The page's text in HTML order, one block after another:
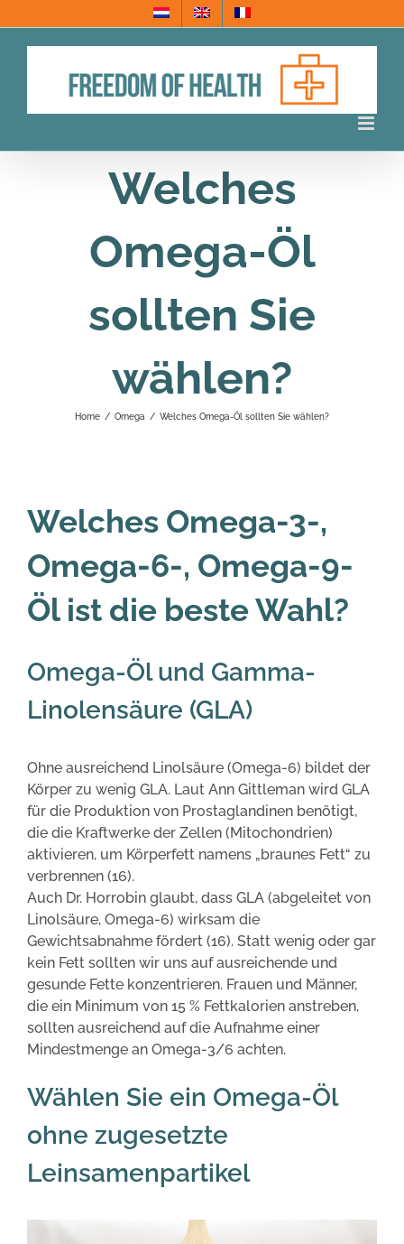
to
Welches
Omega-Öl
sollten Sie
wählen?
Home / Omega / Welches Omega-Öl sollten Sie wählen?
Welches Omega-3-,
Omega-6-, Omega-9-
Öl ist die beste Wahl?
Omega-Öl und Gamma-
Linolensäure (GLA)
Ohne ausreichend Linolsäure (Omega-6) bildet der
Körper zu wenig GLA. Laut Ann Gittleman wird GLA
für die Produktion von Prostaglandinen benötigt,
die die Kraftwerke der Zellen (Mitochondrien)
aktivieren, um Körperfett namens „braunes Fett“ zu
verbrennen (16).
Auch Dr. Horrobin glaubt, dass GLA (abgeleitet von
Linolsäure, Omega-6) wirksam die
Gewichtsabnahme fördert (16). Statt wenig oder gar
kein Fett sollten wir uns auf ausreichende und
gesunde Fette konzentrieren. Frauen und Männer,
die ein Minimum von 15 % Fettkalorien anstreben,
sollten ausreichend auf die Aufnahme einer
Mindestmenge an Omega-3/6 achten.
Wählen Sie ein Omega-Öl
ohne zugesetzte
Leinsamenpartikel